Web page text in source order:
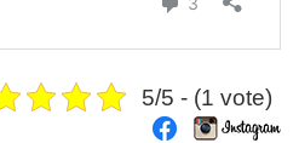
5/5 - (1 vote)